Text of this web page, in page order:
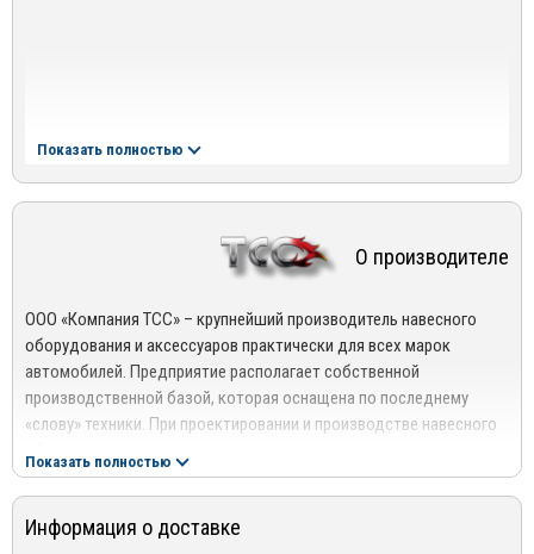
Показать полностью
О производителе
ООО «Компания ТСС» – крупнейший производитель навесного
оборудования и аксессуаров практически для всех марок
автомобилей. Предприятие располагает собственной
производственной базой, которая оснащена по последнему
«слову» техники. При проектировании и производстве навесного
технологические решения.
Профессионализм, опыт и компетентность специалистов
компании в сочетании с применением высококачественных
Показать полностью
Информация о доставке